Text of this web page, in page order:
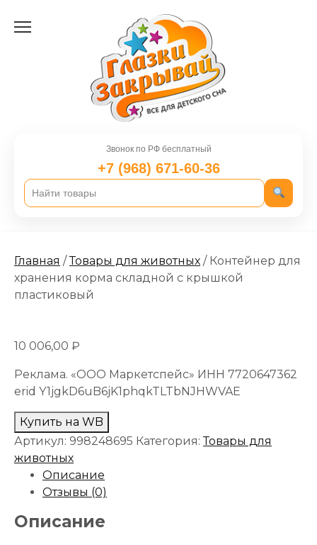
Звонок по РФ бесплатный
+7 (968) 671-60-36
Главная /Товары для животных / Контейнер для
хранения корма складной с крышкой
пластиковый
10 006,00 ₽
Реклама. «ООО Маркетспейс» ИНН 7720647362
erid Y1jgkD6uB6jK1phqkTLTbNJHWVAE
Купить на WB
Артикул: 998248695 Категория:Товары для
животных
Описание
Отзывы (0)
Описание